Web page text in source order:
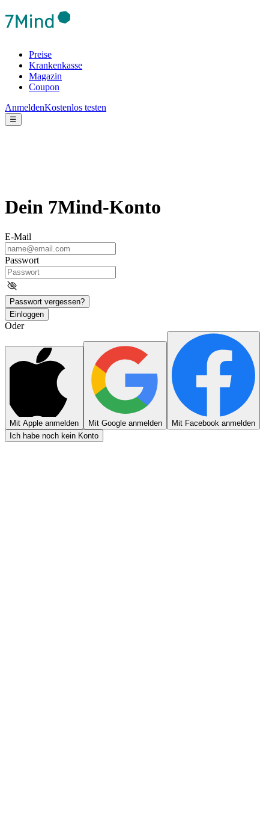
Preise
Krankenkasse
Magazin
Coupon
AnmeldenKostenlos testen
☰
Dein 7Mind-Konto
E-Mail
Passwort
Passwort vergessen?
Einloggen
Oder
Mit Apple anmelden Mit Google anmelden
Mit Facebook anmelden
Ich habe noch kein Konto